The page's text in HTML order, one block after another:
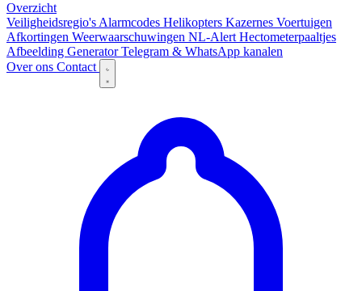
Overzicht
Veiligheidsregio's Alarmcodes Helikopters Kazernes Voertuigen
Afkortingen Weerwaarschuwingen NL-Alert Hectometerpaaltjes
Afbeelding GeneratorTelegram & WhatsApp kanalen
Over ons Contact